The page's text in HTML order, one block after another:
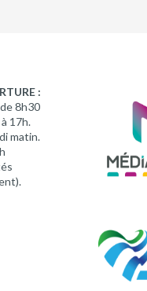
:
8h30
17h.
matin.